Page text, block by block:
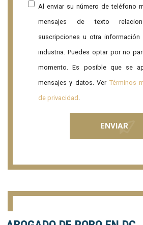
Al enviar su número de teléfono
mensajes de texto
suscripciones u otra información
industria. Puedes optar por no
momento. Es posible que se
mensajes y datos. Ver Términos
de privacidad